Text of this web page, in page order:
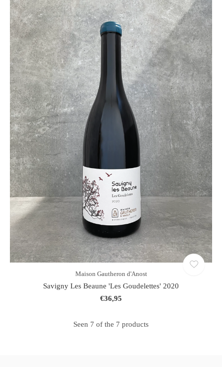
Maison Gautheron d'Anost
Savigny Les Beaune 'Les Goudelettes' 2020
€36,95
Seen 7 of the 7 products